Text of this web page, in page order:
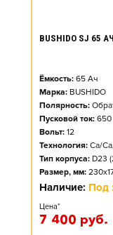
BUSHIDO SJ 65
Ёмкость: 65 Ач
Марка: BUSHIDO
Полярность:
Пусковой ток: 650
Вольт: 12
Технология: Ca/
Тип корпуса: D23
Размер, мм:
Наличие: Под
Цена*
7 400 руб.